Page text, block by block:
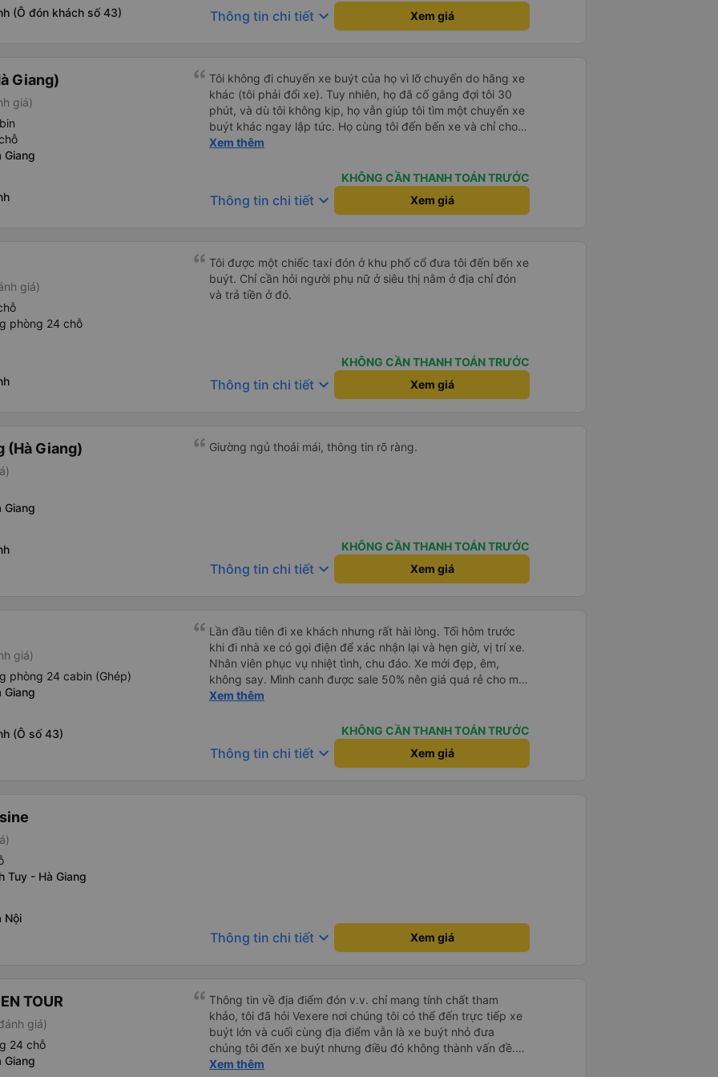
(Ô đón khách số 43)
Thông tin chi tiết keyboard_arrow_down Xem giá
Giang)
giá)
Giang
Tôi không đi chuyến xe buýt của họ vì lỡ chuyến do hãng xe
khác (tôi phải đổi xe). Tuy nhiên, họ đã cố gắng đợi tôi 30
phút, và dù tôi không kịp, họ vẫn giúp tôi tìm một chuyến xe
buýt khác ngay lập tức. Họ cùng tôi đến bến xe và chỉ cho
tôi tuyến xe. Rất chuyên nghiệp.
Xem thêm
KHÔNG CẦN THANH TOÁN TRƯỚC
Thông tin chi tiết keyboard_arrow_down Xem giá
giá)
phòng 24 chỗ
Tôi được một chiếc taxi đón ở khu phố cổ đưa tôi đến bến xe
buýt. Chỉ cần hỏi người phụ nữ ở siêu thị nằm ở địa chỉ đón
và trả tiền ở đó.
KHÔNG CẦN THANH TOÁN TRƯỚC
Thông tin chi tiết keyboard_arrow_down Xem giá
(Hà Giang)
Giang
Giường ngủ thoải mái, thông tin rõ ràng.
KHÔNG CẦN THANH TOÁN TRƯỚC
Thông tin chi tiết keyboard_arrow_down Xem giá
giá)
phòng 24 cabin (Ghép)
Giang
(Ô số 43)
Lần đầu tiên đi xe khách nhưng rất hài lòng. Tối hôm trước
khi đi nhà xe có gọi điện để xác nhận lại và hẹn giờ, vị trí xe.
Nhân viên phục vụ nhiệt tình, chu đáo. Xe mới đẹp, êm,
không say. Mình canh được sale 50% nên giá quá rẻ cho một
chuyến đi chất lượng. Rất hài lòng!
Xem thêm
KHÔNG CẦN THANH TOÁN TRƯỚC
Thông tin chi tiết keyboard_arrow_down Xem giá
Tuy - Hà Giang
Nội
Thông tin chi tiết keyboard_arrow_down Xem giá
TOUR
giá)
24 chỗ
Giang
Thông tin về địa điểm đón v.v. chỉ mang tính chất tham
khảo, tôi đã hỏi Vexere nơi chúng tôi có thể đến trực tiếp xe
buýt lớn và cuối cùng địa điểm vẫn là xe buýt nhỏ đưa
chúng tôi đến xe buýt nhưng điều đó không thành vấn đề.
Chúng tôi khởi hành đúng giờ từ Hà Nội nhưng đã nghỉ rất
Xem thêm